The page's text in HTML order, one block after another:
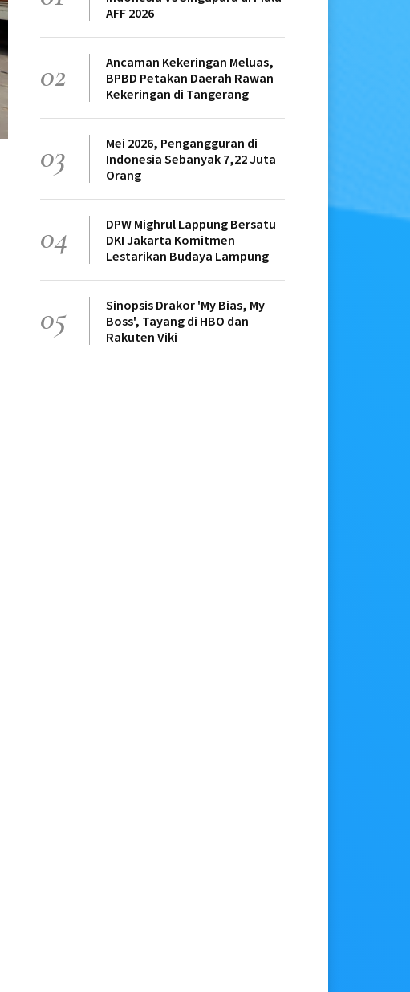
AFF 2026
02
Ancaman Kekeringan Meluas,
BPBD Petakan Daerah Rawan
Kekeringan di Tangerang
03
Mei 2026, Pengangguran di
Indonesia Sebanyak 7,22 Juta
Orang
04
DPW Mighrul Lappung Bersatu
DKI Jakarta Komitmen
Lestarikan Budaya Lampung
05
Sinopsis Drakor 'My Bias, My
Boss', Tayang di HBO dan
Rakuten Viki